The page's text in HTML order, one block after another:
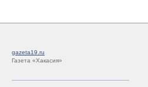
gazeta19.ru
Газета «Хакасия»